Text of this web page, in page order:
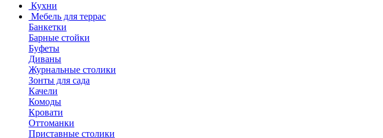
Кухни
Мебель для террас
Банкетки
Барные стойки
Буфеты
Диваны
Журнальные столики
Зонты для сада
Качели
Комоды
Кровати
Оттоманки
Приставные столики